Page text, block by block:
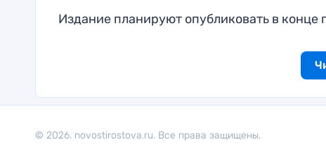
Издание планируют опубликовать в конце
© 2026. novostirostova.ru. Все права защищены.